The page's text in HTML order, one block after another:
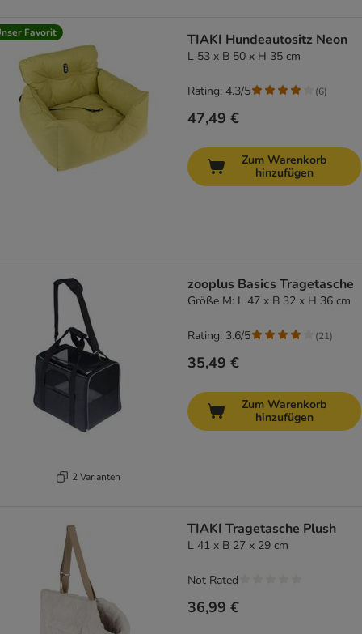
Favorit TIAKI Hundeautositz Neon
L 53 x B 50 x H 35 cm
47,49 €
Rating: 4.3/5 (6)
Zum Warenkorb
hinzufügen
2 Varianten
zooplus Basics Tragetasche
Größe M: L 47 x B 32 x H 36 cm
35,49 €
Rating: 3.6/5 (21)
Zum Warenkorb
hinzufügen
TIAKI Tragetasche Plush
L 41 x B 27 x 29 cm
36,99 €
Not Rated